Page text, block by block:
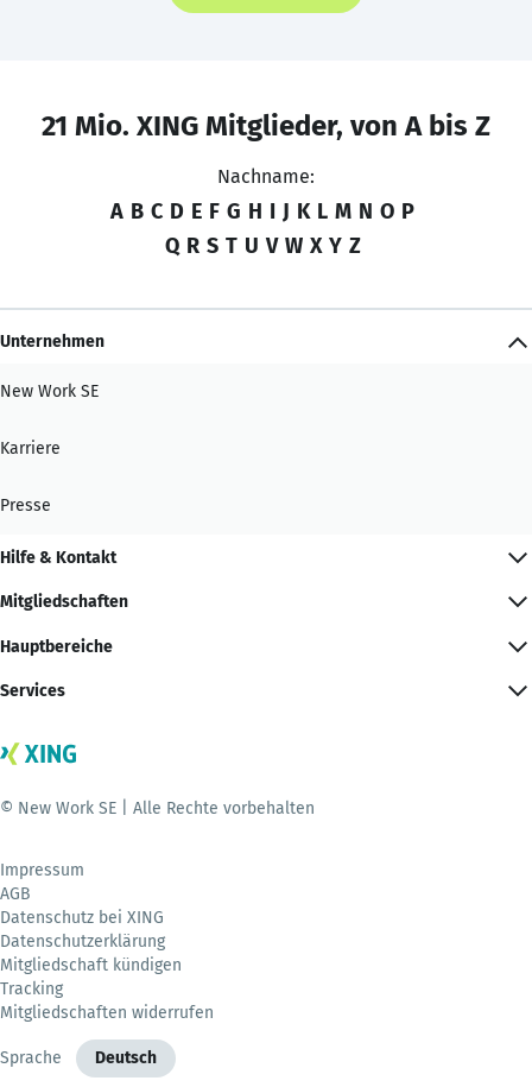
21 Mio. XING Mitglieder, von A bis Z
Nachname:
A B C D E F G H I J K L M N O P
Q R S T U V W X Y Z
Unternehmen
New Work SE
Karriere
Presse
Hilfe & Kontakt
Mitgliedschaften
Hauptbereiche
Services
© New Work SE | Alle Rechte vorbehalten
Impressum
AGB
Datenschutz bei XING
Datenschutzerklärung
Mitgliedschaft kündigen
Tracking
Mitgliedschaften widerrufen
Sprache Deutsch